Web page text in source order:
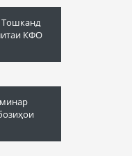
Тошканд
КФО